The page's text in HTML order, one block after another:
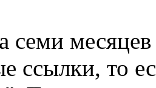
семи
ссылки, то